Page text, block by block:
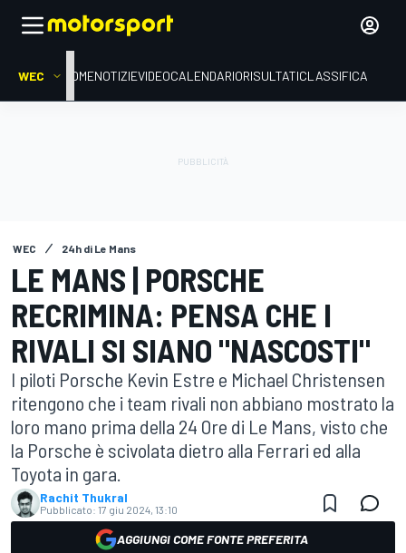
WEC HOMENOTIZIEVIDEOCALENDARIORISULTATICLASSIFICA
WEC 24h di Le Mans
LE MANS | PORSCHE
RECRIMINA: PENSA CHE I
RIVALI SI SIANO "NASCOSTI"
I piloti Porsche Kevin Estre e Michael Christensen
ritengono che i team rivali non abbiano mostrato la
loro mano prima della 24 Ore di Le Mans, visto che
la Porsche è scivolata dietro alla Ferrari ed alla
Toyota in gara.
Rachit Thukral
Pubblicato: 17 giu 2024, 13:10
AGGIUNGI COME FONTE PREFERITA